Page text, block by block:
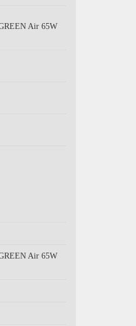
Air 65W
Air 65W